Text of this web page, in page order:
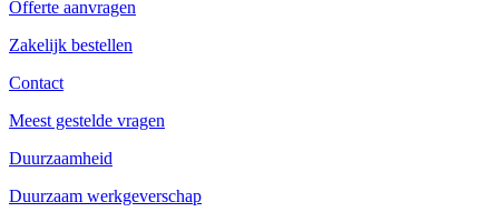
Offerte aanvragen
Zakelijk bestellen
Contact
Meest gestelde vragen
Duurzaamheid
Duurzaam werkgeverschap